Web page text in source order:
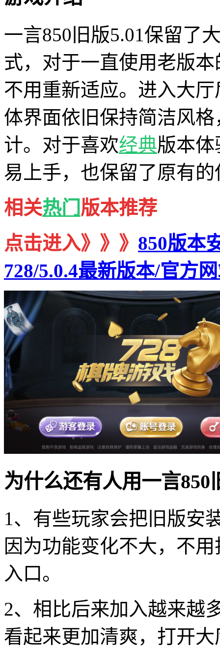
一言850旧版5.01保留了
式，对于一直使用老版
不用重新适应。进入大
体界面依旧保持简洁风
计。对于喜欢经典版本
易上手，也保留了原有
相关热门版本推荐
点击进入》》》 850版本
728/5.0.4最新版本/官方
为什么还有人用一言850
1、有些玩家会把旧版安
因为功能变化不大，不
入口。
2、相比后来加入越来越
看起来更加清爽，打开